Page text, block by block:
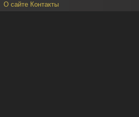
О сайте Контакты